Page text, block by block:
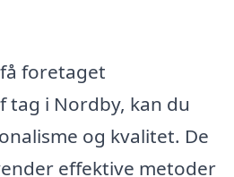
foretaget
tag i Nordby, kan du
og kvalitet. De
effektive metoder